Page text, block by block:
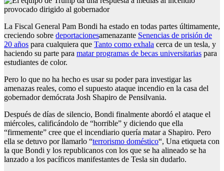
La Fiscal General Pam Bondi ha estado en todas partes últimamente,
creciendo sobre deportacionesamenazante Senencias de prisión de
20 años para cualquiera que Tanto como exhala cerca de un tesla, y
haciendo su parte para matar programas de becas universitarias para
estudiantes de color.
Pero lo que no ha hecho es usar su poder para investigar las
amenazas reales, como el supuesto ataque incendio en la casa del
gobernador demócrata Josh Shapiro de Pensilvania.
Después de días de silencio, Bondi finalmente abordó el ataque el
miércoles, calificándolo de “horrible” y diciendo que ella
“firmemente” cree que el incendiario quería matar a Shapiro. Pero
ella se detuvo por llamarlo “terrorismo doméstico“, Una etiqueta con
la que Bondi y los republicanos con los que se ha alineado se ha
lanzado a los pacíficos manifestantes de Tesla sin dudarlo.